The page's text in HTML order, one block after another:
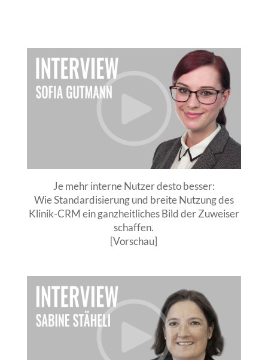
Je mehr interne Nutzer desto besser:
Wie Standardisierung und breite Nutzung des
Klinik-CRM ein ganzheitliches Bild der Zuweiser
schaffen.
[Vorschau]